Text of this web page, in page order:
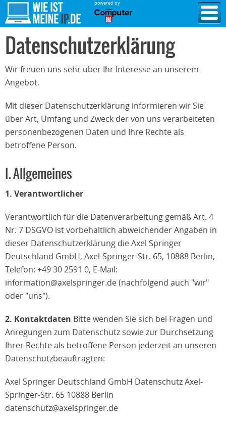
powered by
Datenschutzerklärung
Wir freuen uns sehr über Ihr Interesse an unserem
Angebot.
Mit dieser Datenschutzerklärung informieren wir Sie
über Art, Umfang und Zweck der von uns verarbeiteten
personenbezogenen Daten und Ihre Rechte als
betroffene Person.
I. Allgemeines
1. Verantwortlicher
Verantwortlich für die Datenverarbeitung gemäß Art. 4
Nr. 7 DSGVO ist vorbehaltlich abweichender Angaben in
dieser Datenschutzerklärung die Axel Springer
Deutschland GmbH, Axel-Springer-Str. 65, 10888 Berlin,
Telefon: +49 30 2591 0, E-Mail:
information@axelspringer.de (nachfolgend auch "wir"
oder "uns").
2. Kontaktdaten Bitte wenden Sie sich bei Fragen und
Anregungen zum Datenschutz sowie zur Durchsetzung
Ihrer Rechte als betroffene Person jederzeit an unseren
Datenschutzbeauftragten:
Axel Springer Deutschland GmbH Datenschutz Axel-
Springer-Str. 65 10888 Berlin
datenschutz@axelspringer.de